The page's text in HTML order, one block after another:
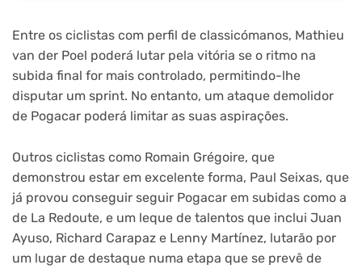
Entre os ciclistas com perfil de classicómanos, Mathieu
van der Poel poderá lutar pela vitória se o ritmo na
subida final for mais controlado, permitindo-lhe
disputar um sprint. No entanto, um ataque demolidor
de Pogacar poderá limitar as suas aspirações.
Outros ciclistas como Romain Grégoire, que
demonstrou estar em excelente forma, Paul Seixas, que
já provou conseguir seguir Pogacar em subidas como a
de La Redoute, e um leque de talentos que inclui Juan
Ayuso, Richard Carapaz e Lenny Martínez, lutarão por
um lugar de destaque numa etapa que se prevê de